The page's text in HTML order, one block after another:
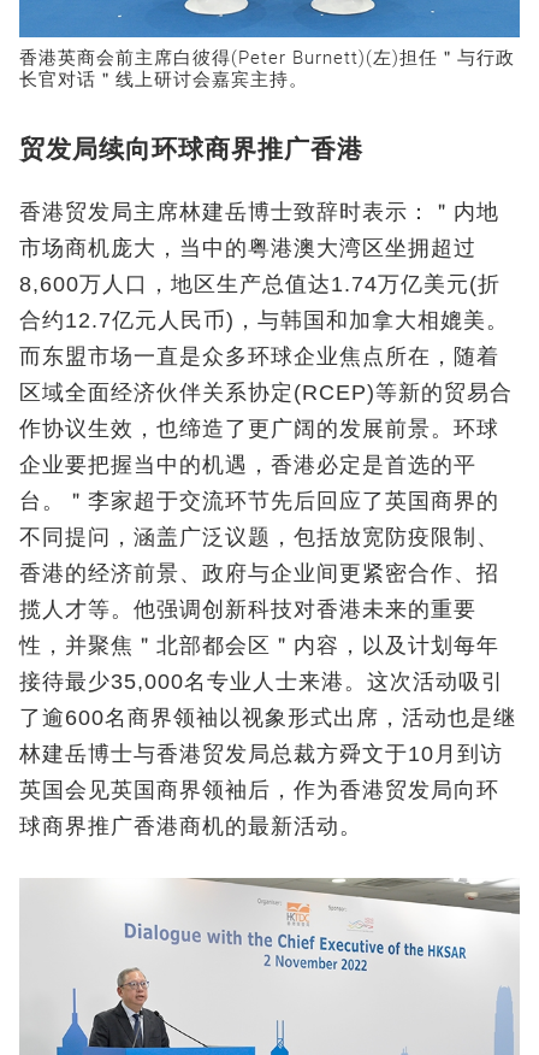
香港英商会前主席白彼得(Peter Burnett)(左)担任＂与行政
长官对话＂线上研讨会嘉宾主持。
贸发局续向环球商界推广香港
香港贸发局主席林建岳博士致辞时表示：＂内地
市场商机庞大，当中的粤港澳大湾区坐拥超过
8,600万人口，地区生产总值达1.74万亿美元(折
合约12.7亿元人民币)，与韩国和加拿大相媲美。
而东盟市场一直是众多环球企业焦点所在，随着
区域全面经济伙伴关系协定(RCEP)等新的贸易合
作协议生效，也缔造了更广阔的发展前景。环球
企业要把握当中的机遇，香港必定是首选的平
台。＂李家超于交流环节先后回应了英国商界的
不同提问，涵盖广泛议题，包括放宽防疫限制、
香港的经济前景、政府与企业间更紧密合作、招
揽人才等。他强调创新科技对香港未来的重要
性，并聚焦＂北部都会区＂内容，以及计划每年
接待最少35,000名专业人士来港。这次活动吸引
了逾600名商界领袖以视象形式出席，活动也是继
林建岳博士与香港贸发局总裁方舜文于10月到访
英国会见英国商界领袖后，作为香港贸发局向环
球商界推广香港商机的最新活动。